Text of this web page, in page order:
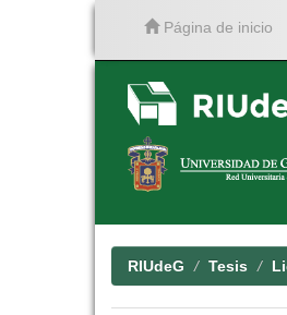
Página de inicio
RIUdeG Tesis